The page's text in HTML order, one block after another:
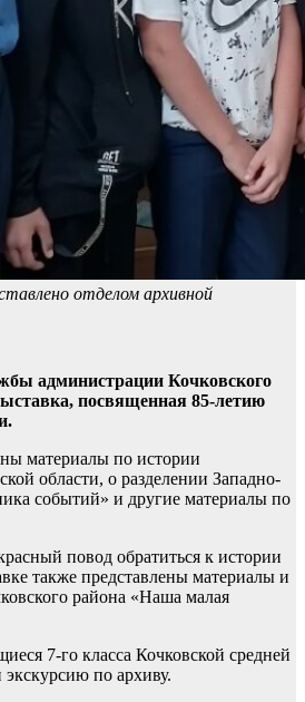
отделом архивной
администрации Кочковского
посвященная 85-летию
материалы по истории
области, о разделении Западно-
событий» и другие материалы по
повод обратиться к истории
также представлены материалы и
района «Наша малая
7-го класса Кочковской средней
по архиву.